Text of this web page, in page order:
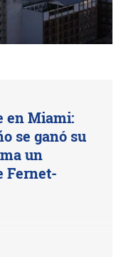
en Miami:
se ganó su
un
Fernet-